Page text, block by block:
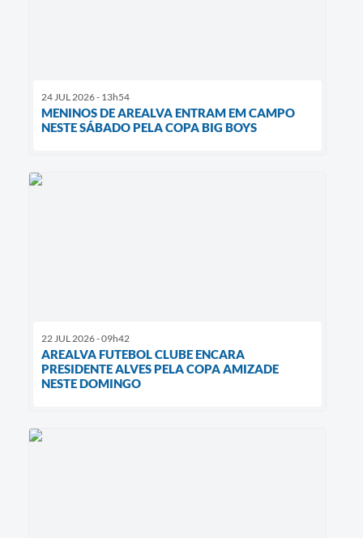
24 JUL 2026 - 13h54
MENINOS DE AREALVA ENTRAM EM CAMPO
NESTE SÁBADO PELA COPA BIG BOYS
22 JUL 2026 - 09h42
AREALVA FUTEBOL CLUBE ENCARA
PRESIDENTE ALVES PELA COPA AMIZADE
NESTE DOMINGO